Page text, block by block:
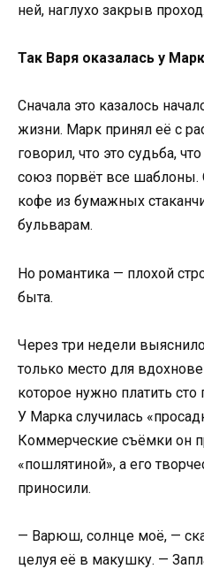
ней, наглухо закрыв проход.
Так Варя оказалась у
Сначала это казалось
жизни. Марк принял её с
говорил, что это судьба,
союз порвёт все шаблоны.
кофе из бумажных
бульварам.
Но романтика — плохой
быта.
Через три недели
только место для
которое нужно платить сто
У Марка случилась
Коммерческие съёмки он
«пошлятиной», а его
приносили.
— Варюш, солнце моё, —
целуя её в макушку. —